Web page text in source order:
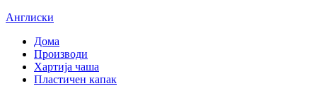
Англиски
Дома
Производи
Хартија чаша
Пластичен капак